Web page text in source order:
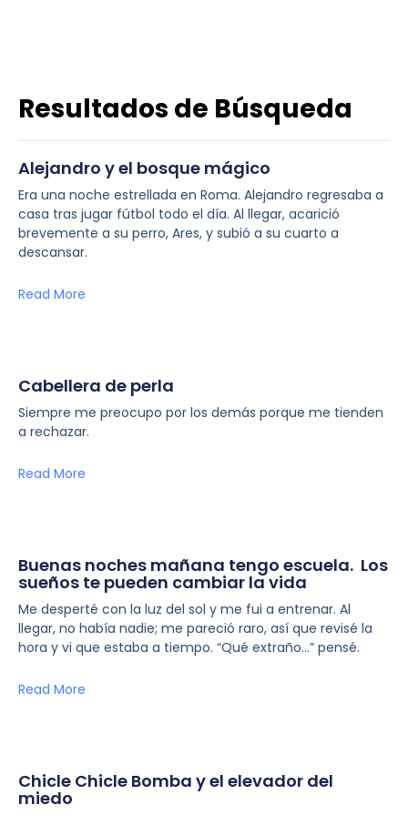
Resultados de Búsqueda
Alejandro y el bosque mágico
Era una noche estrellada en Roma. Alejandro regresaba a
casa tras jugar fútbol todo el día. Al llegar, acarició
brevemente a su perro, Ares, y subió a su cuarto a
descansar.
Read More
Cabellera de perla
Siempre me preocupo por los demás porque me tienden
a rechazar.
Read More
Buenas noches mañana tengo escuela. Los
sueños te pueden cambiar la vida
Me desperté con la luz del sol y me fui a entrenar. Al
llegar, no había nadie; me pareció raro, así que revisé la
hora y vi que estaba a tiempo. “Qué extraño…” pensé.
Read More
Chicle Chicle Bomba y el elevador del
miedo